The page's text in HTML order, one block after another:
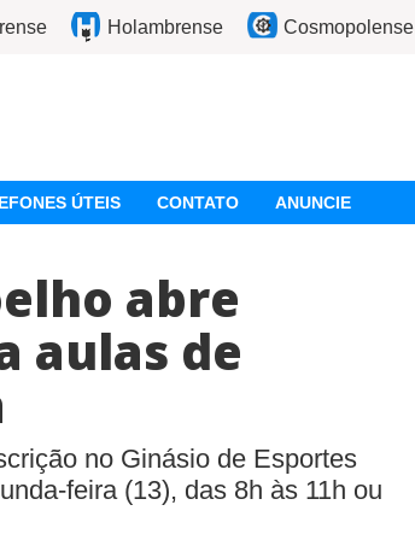
Holambrense Cosmopolense
ÚTEIS CONTATO ANUNCIE
abre
aulas de
no Ginásio de Esportes
feira (13), das 8h às 11h ou